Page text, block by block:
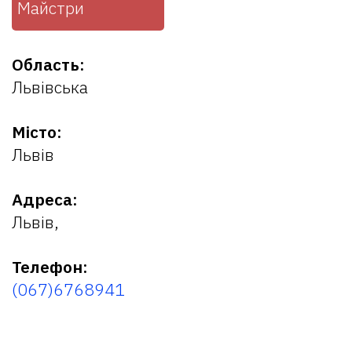
Майстри
Область:
Львівська
Місто:
Львів
Адреса:
Львів,
Телефон:
(067)6768941